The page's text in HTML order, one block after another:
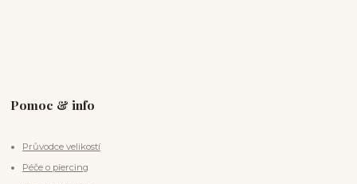
Pomoc & info
Průvodce velikostí
Péče o piercing